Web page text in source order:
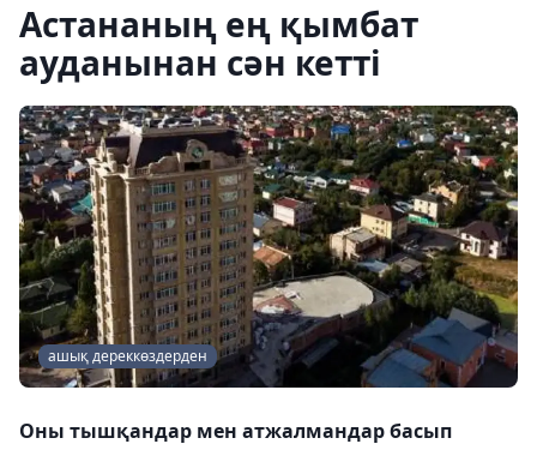
Астананың ең қымбат
ауданынан сән кетті
ашық дереккөздерден
Оны тышқандар мен атжалмандар басып